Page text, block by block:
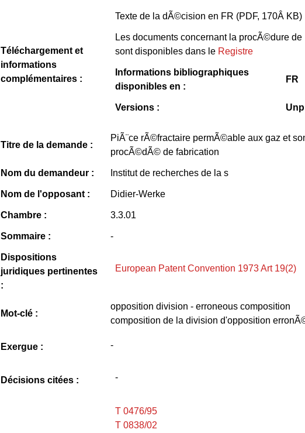
Téléchargement et
informations
complémentaires :
Texte de la dÃ©cision en FR (PDF, 170Â KB)
Les documents concernant la procÃ©dure de
sont disponibles dans le Registre
Informations bibliographiques
disponibles en :
FR
Versions :
Titre de la demande :
PiÃ¨ce rÃ©fractaire permÃ©able aux gaz et
procÃ©dÃ© de fabrication
Nom du demandeur : Institut de recherches de la s
Nom de l'opposant : Didier-Werke
Chambre : 3.3.01
Sommaire : -
Dispositions
juridiques pertinentes
:
European Patent Convention 1973 Art 19(2)
Mot-clé :
opposition division - erroneous composition
composition de la division d'opposition
Exergue : -
Décisions citées : -
T 0476/95
T 0838/02